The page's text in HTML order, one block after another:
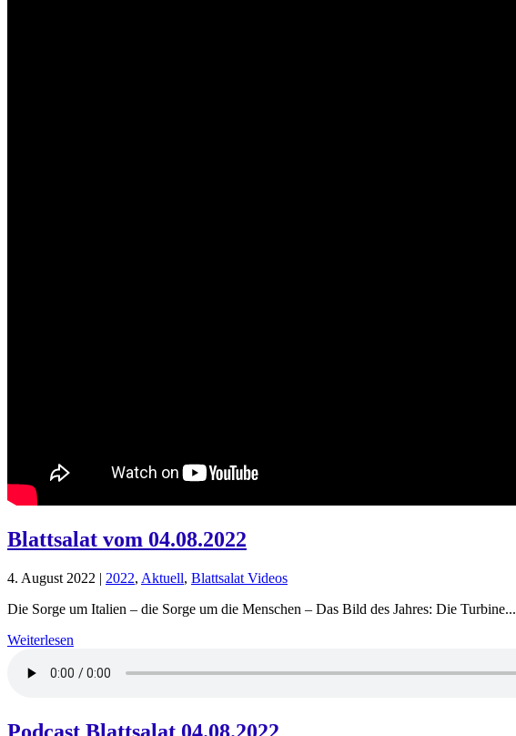
Blattsalat vom 04.08.2022
4. August 2022 | 2022, Aktuell, Blattsalat Videos
Die Sorge um Italien – die Sorge um die Menschen – Das Bild des Jahres: Die Turbine...
Weiterlesen